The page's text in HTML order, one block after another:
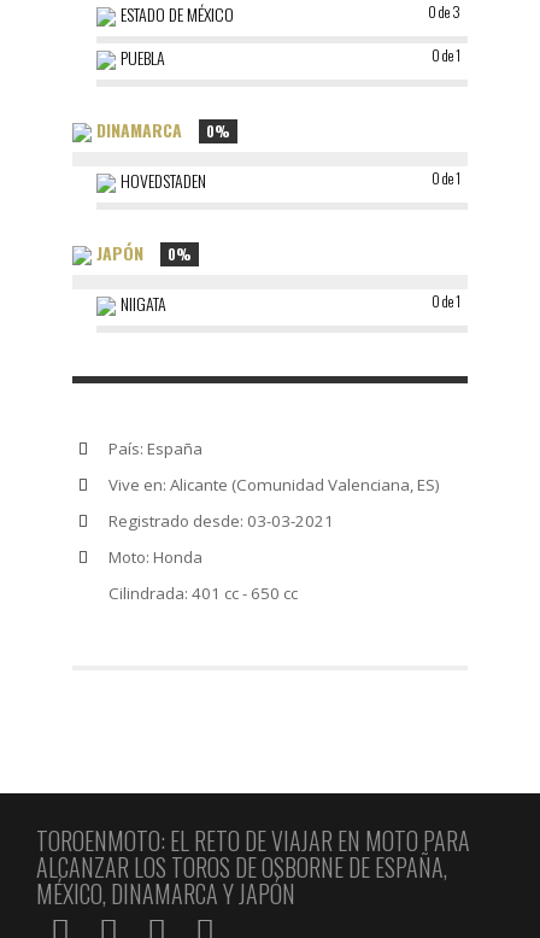
ESTADO DE MÉXICO 0 de 3
PUEBLA 0 de 1
DINAMARCA 0%
HOVEDSTADEN 0 de 1
JAPÓN 0%
NIIGATA 0 de 1
País: España
Vive en: Alicante (Comunidad Valenciana, ES)
Registrado desde: 03-03-2021
Moto: Honda
Cilindrada: 401 cc - 650 cc
TOROENMOTO: EL RETO DE VIAJAR EN MOTO PARA
ALCANZAR LOS TOROS DE OSBORNE DE ESPAÑA,
MÉXICO, DINAMARCA Y JAPÓN